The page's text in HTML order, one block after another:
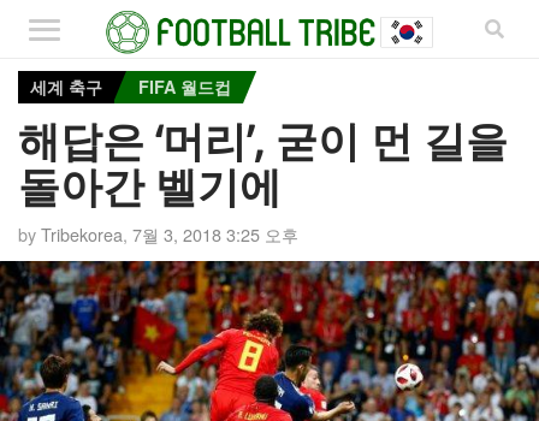
세계 축구 FIFA 월드컵
해답은 ‘머리’, 굳이 먼 길을
돌아간 벨기에
byTribekorea, 7월 3, 2018 3:25 오후